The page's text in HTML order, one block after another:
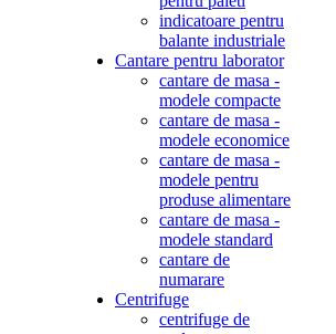
indicatoare pentru
balante industriale
Cantare pentru laborator
cantare de masa -
modele compacte
cantare de masa -
modele economice
cantare de masa -
modele pentru
produse alimentare
cantare de masa -
modele standard
cantare de
numarare
Centrifuge
centrifuge de